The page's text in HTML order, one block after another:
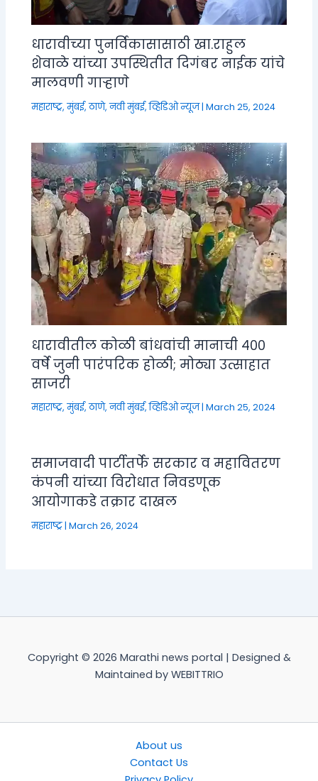
धारावीच्या पुनर्विकासासाठी खा.राहुल
शेवाळे यांच्या उपस्थितीत दिगंबर नाईक यांचे
मालवणी गाऱ्हाणे
महाराष्ट्र,मुंबई, ठाणे, नवी मुंबई,व्हिडिओ न्यूज|March 25, 2024
धारावीतील कोळी बांधवांची मानाची ४००
वर्षे जुनी पारंपरिक होळी; मोठ्या उत्साहात
साजरी
महाराष्ट्र,मुंबई, ठाणे, नवी मुंबई,व्हिडिओ न्यूज|March 25, 2024
समाजवादी पार्टीतर्फे सरकार व महावितरण
कंपनी यांच्या विरोधात निवडणूक
आयोगाकडे तक्रार दाखल
महाराष्ट्र|March 26, 2024
Copyright © 2026 Marathi news portal | Designed &
Maintained by WEBITTRIO
About us
Contact Us